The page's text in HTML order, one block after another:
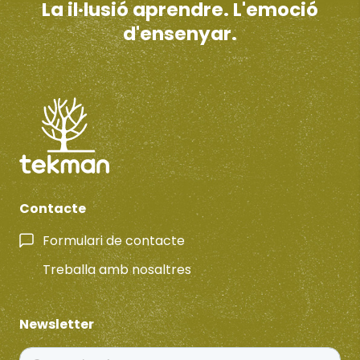
La il·lusió aprendre. L'emoció
d'ensenyar.
Contacte
Formulari de contacte
Treballa amb nosaltres
Newsletter